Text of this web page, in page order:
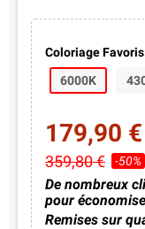
Coloriage
6000K
179,90 €
359,80 € -50%
De nombreux
pour
Remises sur